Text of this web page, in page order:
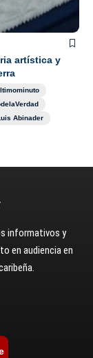
artística y
Abinader
informativos y
en audiencia en